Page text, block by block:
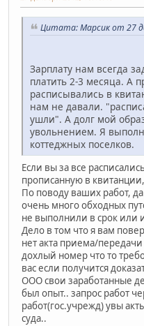
Цитата: Марсик от 27
Зарплату нам всегда
платить 2-3 месяца. А
расписывались в
нам не давали.
ушли". А долг мой
увольнением. Я
коттеджных поселков.
Если вы за все
прописанную в
По поводу ваших работ,
очень много обходных
не выполнили в срок или
Дело в том что я вам
нет акта приема/
дохлый номер что то
вас если получится
ООО свои заработанные
был опыт.. запрос работ
работ(гос.учрежд) увы
суда..